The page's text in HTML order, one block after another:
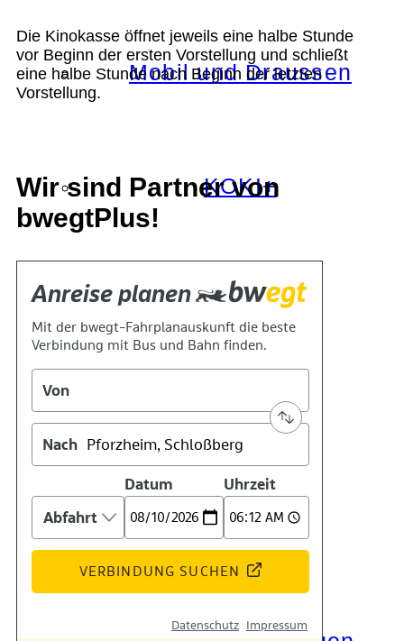
Mobil und Draussen
KOKI+
Kontakt
Kino
Das Team
Die Kinokasse öffnet jeweils eine halbe Stunde
vor Beginn der ersten Vorstellung und schließt
eine halbe Stunde nach Beginn der letzten
Vorstellung.
Wir sind Partner von
bwegtPlus!